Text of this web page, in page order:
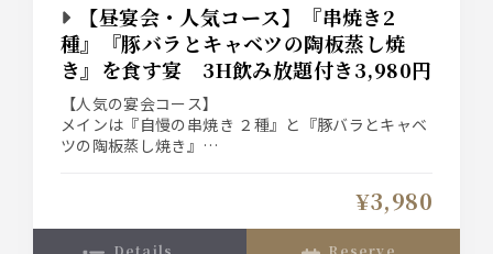
【昼宴会・人気コース】『串焼き2
種』『豚バラとキャベツの陶板蒸し焼
き』を食す宴 3H飲み放題付き3,980円
【人気の宴会コース】
メインは『自慢の串焼き ２種』と『豚バラとキャベ
ツの陶板蒸し焼き』
¥3,980
details reserve